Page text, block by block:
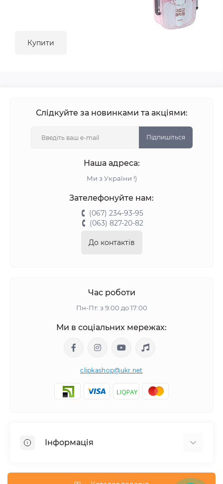
Купити
Слідкуйте за новинками та акціями:
Підпишіться
Наша адреса:
Ми з України !)
Зателефонуйте нам:
(067) 234-93-95
(063) 827-20-82
До контактів
Час роботи
Пн-Пт: з 9:00 до 17:00
Ми в соціальних мережах:
clipkashop@ukr.net
Інформація